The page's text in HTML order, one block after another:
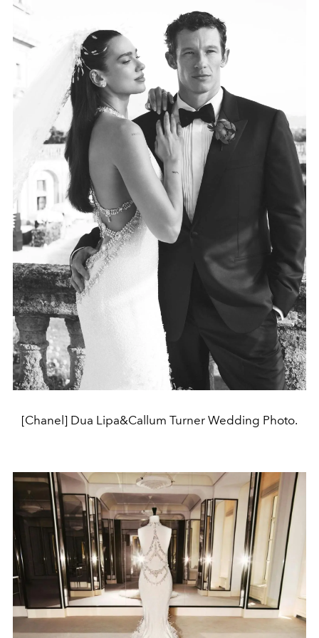
[Chanel] Dua Lipa&Callum Turner Wedding Photo.